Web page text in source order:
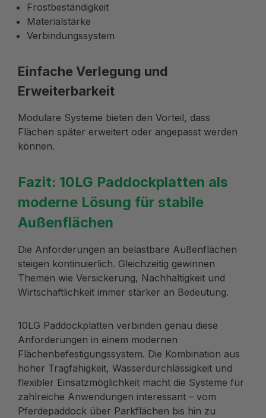
Frostbeständigkeit
Materialstärke
Verbindungssystem
Einfache Verlegung und
Erweiterbarkeit
Modulare Systeme bieten den Vorteil, dass
Flächen später erweitert oder angepasst werden
können.
Fazit: 10LG Paddockplatten als
moderne Lösung für stabile
Außenflächen
Die Anforderungen an belastbare Außenflächen
steigen kontinuierlich. Gleichzeitig gewinnen
Themen wie Versickerung, Nachhaltigkeit und
Wirtschaftlichkeit immer stärker an Bedeutung.
10LG Paddockplatten verbinden genau diese
Anforderungen in einem modernen
Flächenbefestigungssystem. Die Kombination aus
hoher Tragfähigkeit, Wasserdurchlässigkeit und
flexibler Einsatzmöglichkeit macht die Systeme für
zahlreiche Anwendungen interessant – vom
Pferdepaddock über Parkflächen bis hin zu